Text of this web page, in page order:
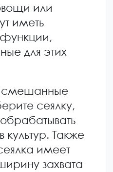
или
иметь
для этих
смешанные
сеялку,
культур. Также
имеет
захвата